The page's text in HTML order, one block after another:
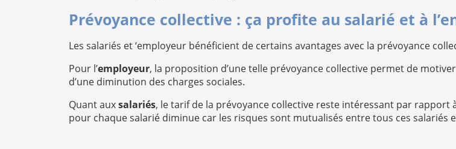
Prévoyance collective : ça profite au salarié et à
Les salariés et ‘employeur bénéficient de certains avantages avec la prévoyance
Pour l’employeur, la proposition d’une telle prévoyance collective permet de
d’une diminution des charges sociales.
Quant auxsalariés, le tarif de la prévoyance collective reste intéressant par
pour chaque salarié diminue car les risques sont mutualisés entre tous ces salariés